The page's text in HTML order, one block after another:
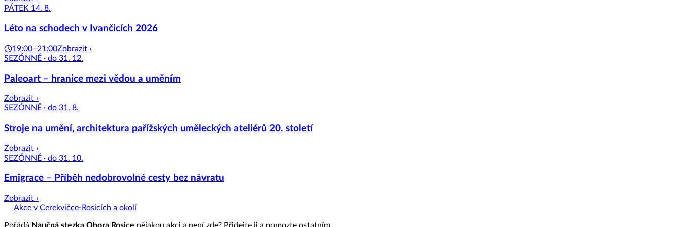
PÁTEK 14. 8.
Léto na schodech v Ivančicích 2026
19:00–21:00Zobrazit ›
SEZÓNNĚ · do 31. 12.
Paleoart – hranice mezi vědou a uměním
Zobrazit ›
SEZÓNNĚ · do 31. 8.
Stroje na umění, architektura pařížských uměleckých ateliérů 20. století
Zobrazit ›
SEZÓNNĚ · do 31. 10.
Emigrace – Příběh nedobrovolné cesty bez návratu
Zobrazit ›
Akce v Cerekvičce-Rosicích a okolí